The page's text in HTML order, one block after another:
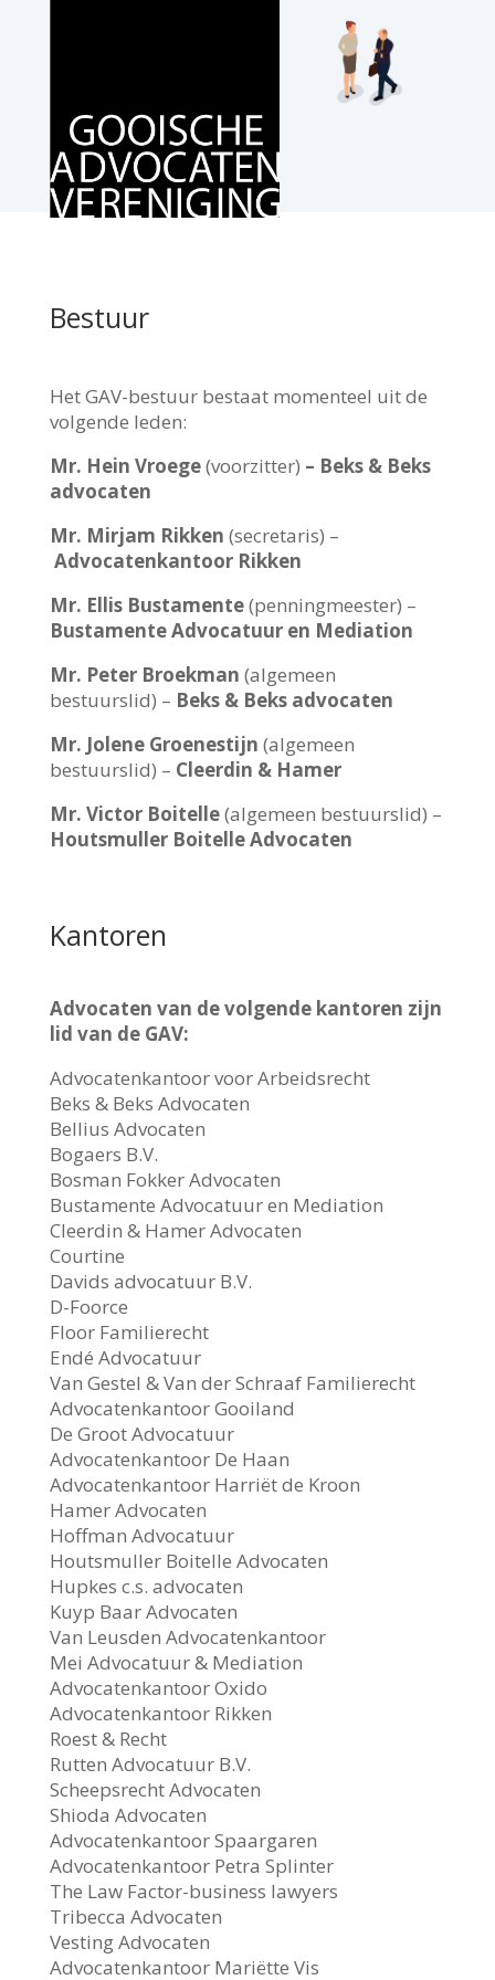
Bestuur
Het GAV-bestuur bestaat momenteel uit de
volgende leden:
Mr. Hein Vroege(voorzitter) – Beks & Beks
advocaten
Mr. Mirjam Rikken (secretaris) –
Advocatenkantoor Rikken
Mr. Ellis Bustamente(penningmeester) –
Bustamente Advocatuur en Mediation
Mr. Peter Broekman (algemeen
bestuurslid) – Beks & Beks advocaten
Mr. Jolene Groenestijn (algemeen
bestuurslid) – Cleerdin & Hamer
Mr. Victor Boitelle(algemeen bestuurslid) –
Houtsmuller Boitelle Advocaten
Kantoren
Advocaten van de volgende kantoren zijn
lid van de GAV:
Advocatenkantoor voor Arbeidsrecht
Beks & Beks Advocaten
Bellius Advocaten
Bogaers B.V.
Bosman Fokker Advocaten
Bustamente Advocatuur en Mediation
Cleerdin & Hamer Advocaten
Courtine
Davids advocatuur B.V.
D-Foorce
Floor Familierecht
Endé Advocatuur
Van Gestel & Van der Schraaf Familierecht
Advocatenkantoor Gooiland
De Groot Advocatuur
Advocatenkantoor De Haan
Advocatenkantoor Harriët de Kroon
Hamer Advocaten
Hoffman Advocatuur
Houtsmuller Boitelle Advocaten
Hupkes c.s. advocaten
Kuyp Baar Advocaten
Van Leusden Advocatenkantoor
Mei Advocatuur & Mediation
Advocatenkantoor Oxido
Advocatenkantoor Rikken
Roest & Recht
Rutten Advocatuur B.V.
Scheepsrecht Advocaten
Shioda Advocaten
Advocatenkantoor Spaargaren
Advocatenkantoor Petra Splinter
The Law Factor-business lawyers
Tribecca Advocaten
Vesting Advocaten
Advocatenkantoor Mariëtte Vis